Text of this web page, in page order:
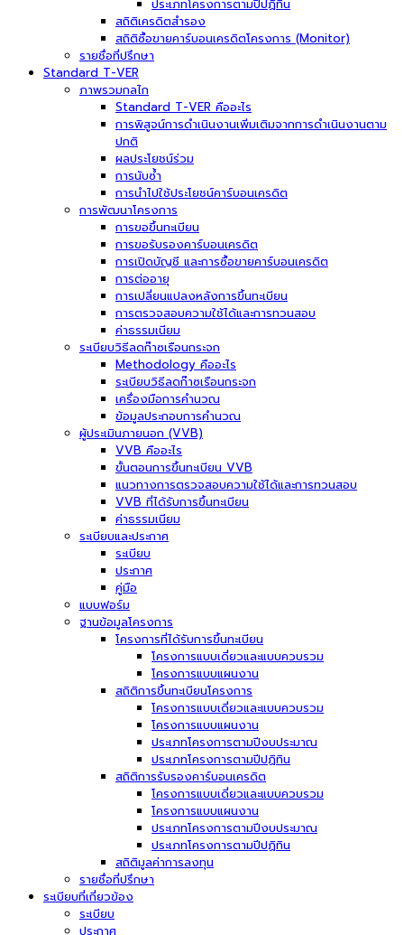
ประเภทโครงการตามปีปฏิทิน
สถิติเครดิตสำรอง
สถิติซื้อขายคาร์บอนเครดิตโครงการ (Monitor)
รายชื่อที่ปรึกษา
Standard T-VER
ภาพรวมกลไก
Standard T-VER คืออะไร
การพิสูจน์การดำเนินงานเพิ่มเติมจากการดำเนินงานตาม
ปกติ
ผลประโยชน์ร่วม
การนับซ้ำ
การนำไปใช้ประโยชน์คาร์บอนเครดิต
การพัฒนาโครงการ
การขอขึ้นทะเบียน
การขอรับรองคาร์บอนเครดิต
การเปิดบัญชี และการซื้อขายคาร์บอนเครดิต
การต่ออายุ
การเปลี่ยนแปลงหลังการขึ้นทะเบียน
การตรวจสอบความใช้ได้และการทวนสอบ
ค่าธรรมเนียม
ระเบียบวิธีลดก๊าซเรือนกระจก
Methodology คืออะไร
ระเบียบวิธีลดก๊าซเรือนกระจก
เครื่องมือการคำนวณ
ข้อมูลประกอบการคำนวณ
ผู้ประเมินภายนอก (VVB)
VVB คืออะไร
ขั้นตอนการขึ้นทะเบียน VVB
แนวทางการตรวจสอบความใช้ได้และการทวนสอบ
VVB ที่ได้รับการขึ้นทะเบียน
ค่าธรรมเนียม
ระเบียบและประกาศ
ระเบียบ
ประกาศ
คู่มือ
แบบฟอร์ม
ฐานข้อมูลโครงการ
โครงการที่ได้รับการขึ้นทะเบียน
โครงการแบบเดี่ยวและแบบควบรวม
โครงการแบบแผนงาน
สถิติการขึ้นทะเบียนโครงการ
โครงการแบบเดี่ยวและแบบควบรวม
โครงการแบบแผนงาน
ประเภทโครงการตามปีงบประมาณ
ประเภทโครงการตามปีปฏิทิน
สถิติการรับรองคาร์บอนเครดิต
โครงการแบบเดี่ยวและแบบควบรวม
โครงการแบบแผนงาน
ประเภทโครงการตามปีงบประมาณ
ประเภทโครงการตามปีปฏิทิน
สถิติมูลค่าการลงทุน
รายชื่อที่ปรึกษา
ระเบียบที่เกี่ยวข้อง
ระเบียบ
ประกาศ